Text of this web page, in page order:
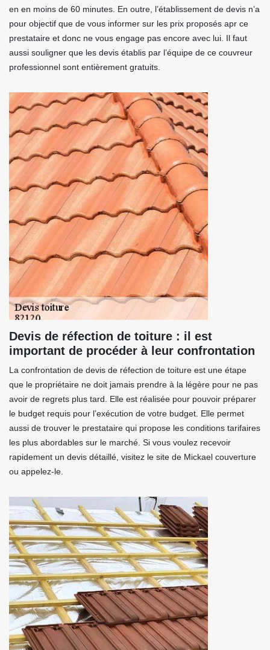
en en moins de 60 minutes. En outre, l’établissement de devis n’a
pour objectif que de vous informer sur les prix proposés apr ce
prestataire et donc ne vous engage pas encore avec lui. Il faut
aussi souligner que les devis établis par l’équipe de ce couvreur
professionnel sont entièrement gratuits.
Devis de réfection de toiture : il est
important de procéder à leur confrontation
La confrontation de devis de réfection de toiture est une étape
que le propriétaire ne doit jamais prendre à la légère pour ne pas
avoir de regrets plus tard. Elle est réalisée pour pouvoir préparer
le budget requis pour l’exécution de votre budget. Elle permet
aussi de trouver le prestataire qui propose les conditions tarifaires
les plus abordables sur le marché. Si vous voulez recevoir
rapidement un devis détaillé, visitez le site de Mickael couverture
ou appelez-le.